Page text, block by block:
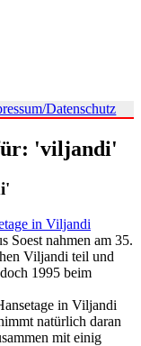
Datenschutz
'viljandi'
in Viljandi
Soest nahmen am 35.
Viljandi teil und
1995 beim
in Viljandi
natürlich daran
mit einig